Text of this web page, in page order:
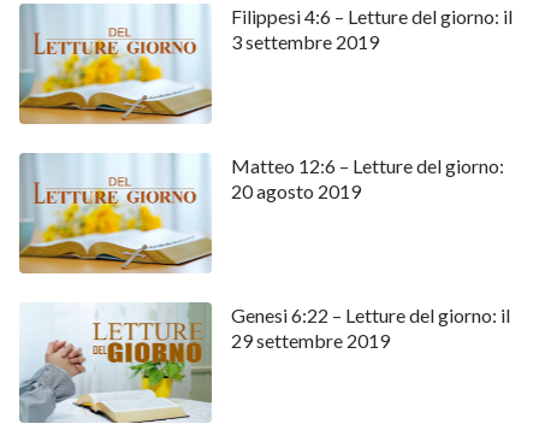
Filippesi 4:6 – Letture del giorno: il
3 settembre 2019
Matteo 12:6 – Letture del giorno:
20 agosto 2019
Genesi 6:22 – Letture del giorno: il
29 settembre 2019